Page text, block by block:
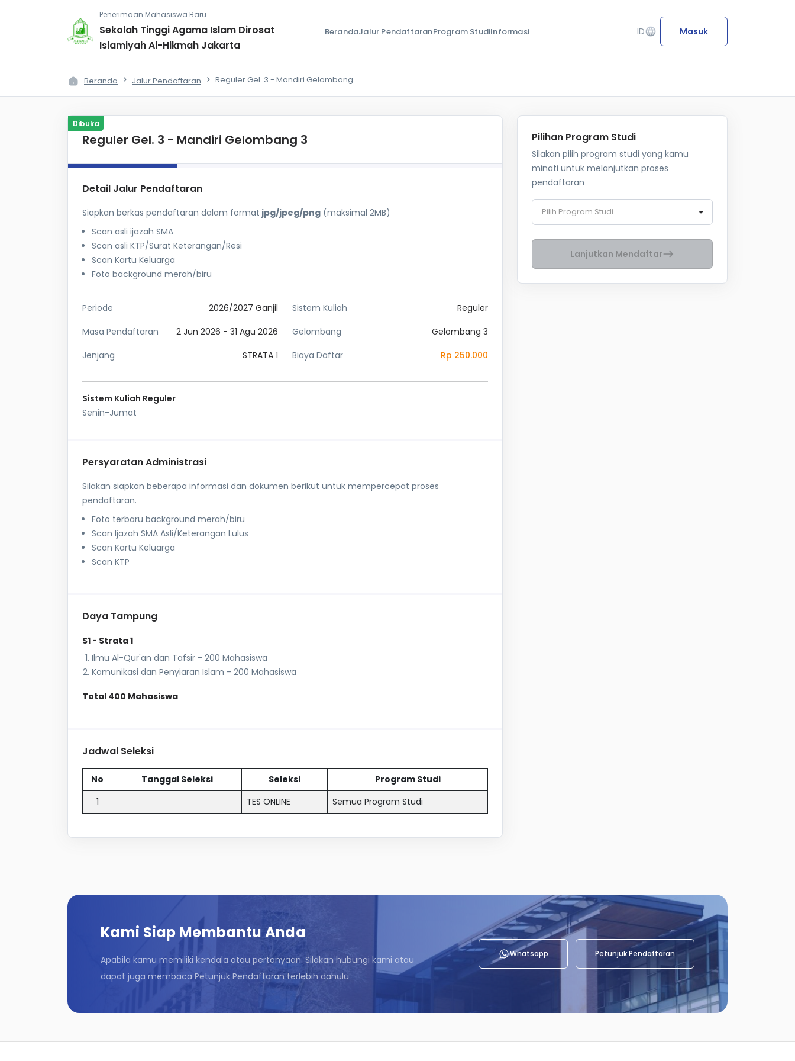
Penerimaan Mahasiswa Baru
Sekolah Tinggi Agama Islam Dirosat
Islamiyah Al-Hikmah Jakarta
BerandaJalur PendaftaranProgram StudiInformasi IDlanguage Masuk
Beranda Jalur Pendaftaran Reguler Gel. 3 - Mandiri Gelombang 3
Dibuka
Reguler Gel. 3 - Mandiri Gelombang 3
Detail Jalur Pendaftaran
Siapkan berkas pendaftaran dalam format jpg/jpeg/png (maksimal 2MB)
Scan asli ijazah SMA
Scan asli KTP/Surat Keterangan/Resi
Scan Kartu Keluarga
Foto background merah/biru
Periode 2026/2027 Ganjil Sistem Kuliah
Reguler
Masa Pendaftaran
2 Jun 2026 - 31 Agu 2026 Gelombang
Gelombang 3
Jenjang
STRATA 1 Biaya Daftar Rp 250.000
Sistem Kuliah Reguler
Senin-Jumat
Persyaratan Administrasi
Silakan siapkan beberapa informasi dan dokumen berikut untuk mempercepat proses
pendaftaran.
Foto terbaru background merah/biru
Scan Ijazah SMA Asli/Keterangan Lulus
Scan Kartu Keluarga
Scan KTP
Daya Tampung
S1 - Strata 1
Ilmu Al-Qur'an dan Tafsir - 200 Mahasiswa
Komunikasi dan Penyiaran Islam - 200 Mahasiswa
Total 400 Mahasiswa
Jadwal Seleksi
No Tanggal Seleksi Seleksi
Program Studi
1
TES ONLINE Semua Program Studi
Pilihan Program Studi
Silakan pilih program studi yang kamu
minati untuk melanjutkan proses
pendaftaran
Pilih Program Studi
Lanjutkan Mendaftareast
Kami Siap Membantu Anda
Apabila kamu memiliki kendala atau pertanyaan. Silakan hubungi kami atau
dapat juga membaca Petunjuk Pendaftaran terlebih dahulu
Whatsapp Petunjuk Pendaftaran